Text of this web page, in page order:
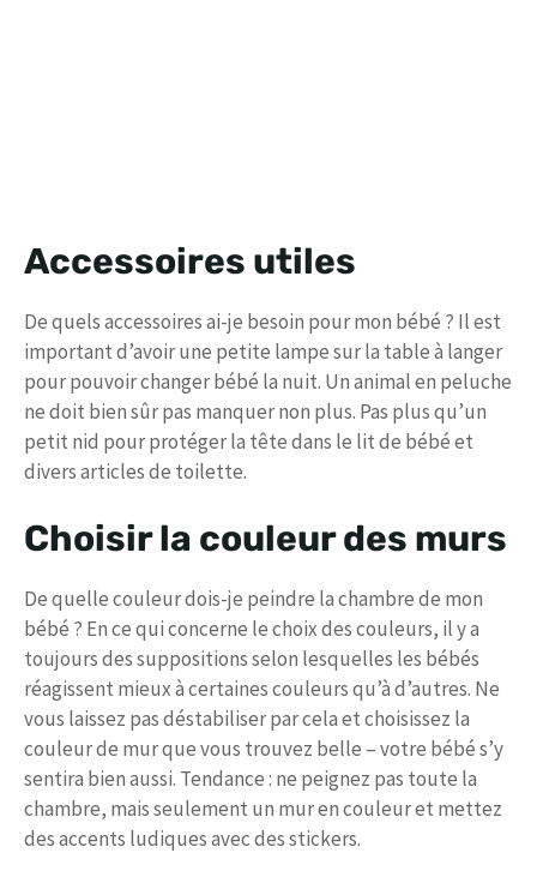
Accessoires utiles
De quels accessoires ai-je besoin pour mon bébé ? Il est
important d’avoir une petite lampe sur la table à langer
pour pouvoir changer bébé la nuit. Un animal en peluche
ne doit bien sûr pas manquer non plus. Pas plus qu’un
petit nid pour protéger la tête dans le lit de bébé et
divers articles de toilette.
Choisir la couleur des murs
De quelle couleur dois-je peindre la chambre de mon
bébé ? En ce qui concerne le choix des couleurs, il y a
toujours des suppositions selon lesquelles les bébés
réagissent mieux à certaines couleurs qu’à d’autres. Ne
vous laissez pas déstabiliser par cela et choisissez la
couleur de mur que vous trouvez belle – votre bébé s’y
sentira bien aussi. Tendance : ne peignez pas toute la
chambre, mais seulement un mur en couleur et mettez
des accents ludiques avec des stickers.